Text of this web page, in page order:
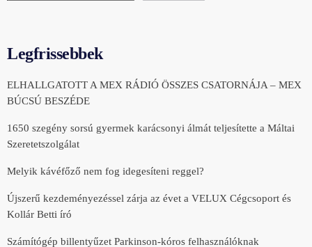
Legfrissebbek
ELHALLGATOTT A MEX RÁDIÓ ÖSSZES CSATORNÁJA – MEX
BÚCSÚ BESZÉDE
1650 szegény sorsú gyermek karácsonyi álmát teljesítette a Máltai
Szeretetszolgálat
Melyik kávéfőző nem fog idegesíteni reggel?
Újszerű kezdeményezéssel zárja az évet a VELUX Cégcsoport és
Kollár Betti író
Számítógép billentyűzet Parkinson-kóros felhasználóknak